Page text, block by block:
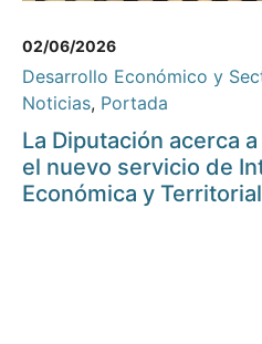
02/06/2026
Desarrollo Económico y
Noticias, Portada
La Diputación acerca
el nuevo servicio de
Económica y Territorial